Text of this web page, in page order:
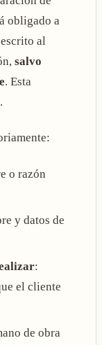
obligado a
al
salvo
. Esta
o razón
y datos de
:
el cliente
de obra